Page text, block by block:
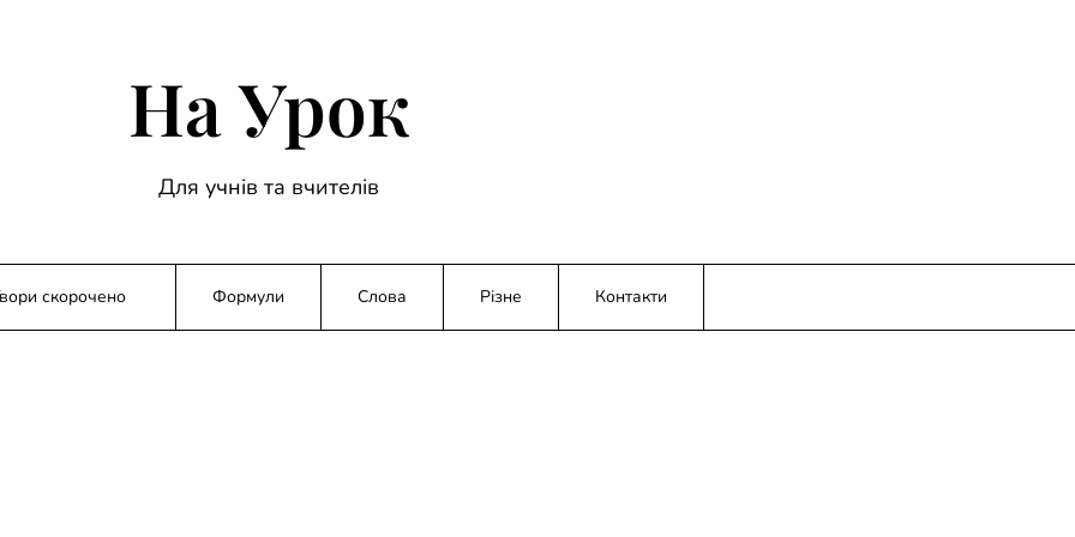
На Урок
Для учнів та вчителів
скорочено Формули Слова Різне Контакти